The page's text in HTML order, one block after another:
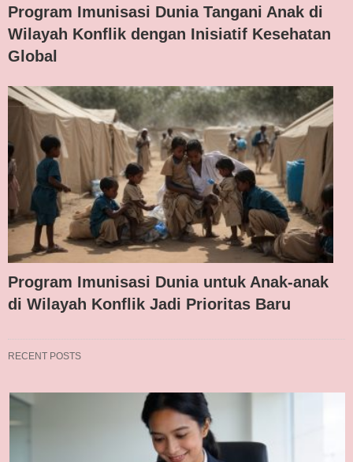
Program Imunisasi Dunia Tangani Anak di
Wilayah Konflik dengan Inisiatif Kesehatan
Global
Program Imunisasi Dunia untuk Anak-anak
di Wilayah Konflik Jadi Prioritas Baru
RECENT POSTS